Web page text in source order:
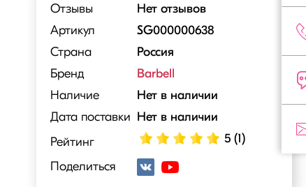
Отзывы
Нет отзывов
Артикул
SG000000638
Страна
Россия
Бренд
Barbell
Наличие
Нет в наличии
Дата поставки Нет в наличии
Рейтинг
5 (1)
Поделиться